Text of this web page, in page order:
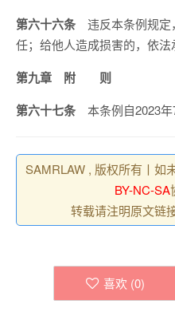
第六十六条 违反本条例规定
任；给他人造成损害的，依法
第九章 附 则
第六十七条 本条例自2023年
SAMRLAW , 版权所有丨如
BY-NC-SA
转载请注明原文链接
喜欢 (0)